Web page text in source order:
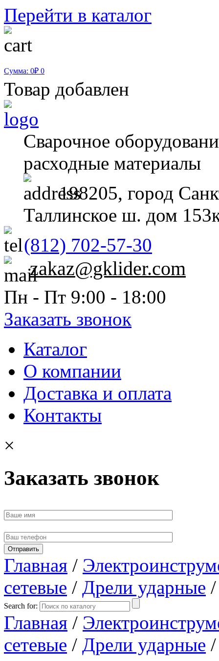
Перейти в каталог
Сумма: 0₽ 0
Товар добавлен
Сварочное
расходные материалы
198205, город
Таллинское ш. дом
(812) 702-57-30
zakaz@gklider.com
Пн - Пт 9:00 - 18:00
Заказать звонок
Каталог
О компании
Доставка и оплата
Контакты
×
Заказать звонок
Главная /
сетевые / Дрели ударные
Search for:
Главная /
сетевые / Дрели ударные